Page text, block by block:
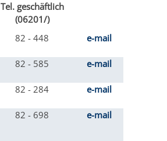
Tel. geschäftlich
(06201/)
82 - 448 e-mail
82 - 585 e-mail
82 - 284 e-mail
82 - 698 e-mail